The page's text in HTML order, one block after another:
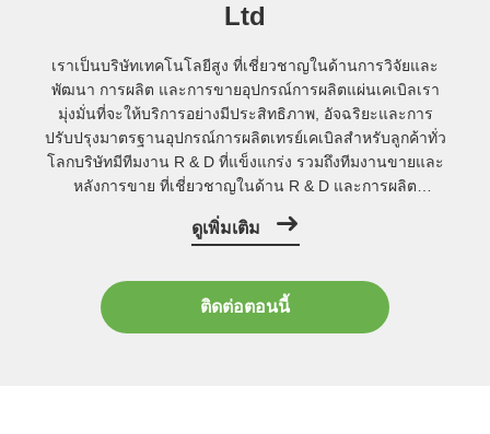
Ltd
เราเป็นบริษัทเทคโนโลยีสูง ที่เชี่ยวชาญในด้านการวิจัยและ
พัฒนา การผลิต และการขายอุปกรณ์การผลิตแผ่นเคเบิลเรา
มุ่งมั่นที่จะให้บริการอย่างมีประสิทธิภาพ, อัจฉริยะและการ
ปรับปรุงมาตรฐานอุปกรณ์การผลิตเทรย์เคเบิลสําหรับลูกค้าทั่ว
โลกบริษัทมีทีมงาน R & D ที่แข็งแกร่ง รวมถึงทีมงานขายและ
หลังการขาย ที่เชี่ยวชาญในด้าน R & D และการผลิต
เครื่องบิด, เครื่องขอบบันได, เครื่องรองบันได, เครื่องปั่นพิเศษ
ทรงพิเ...
ดูเพิ่มเติม
ติดต่อตอนนี้